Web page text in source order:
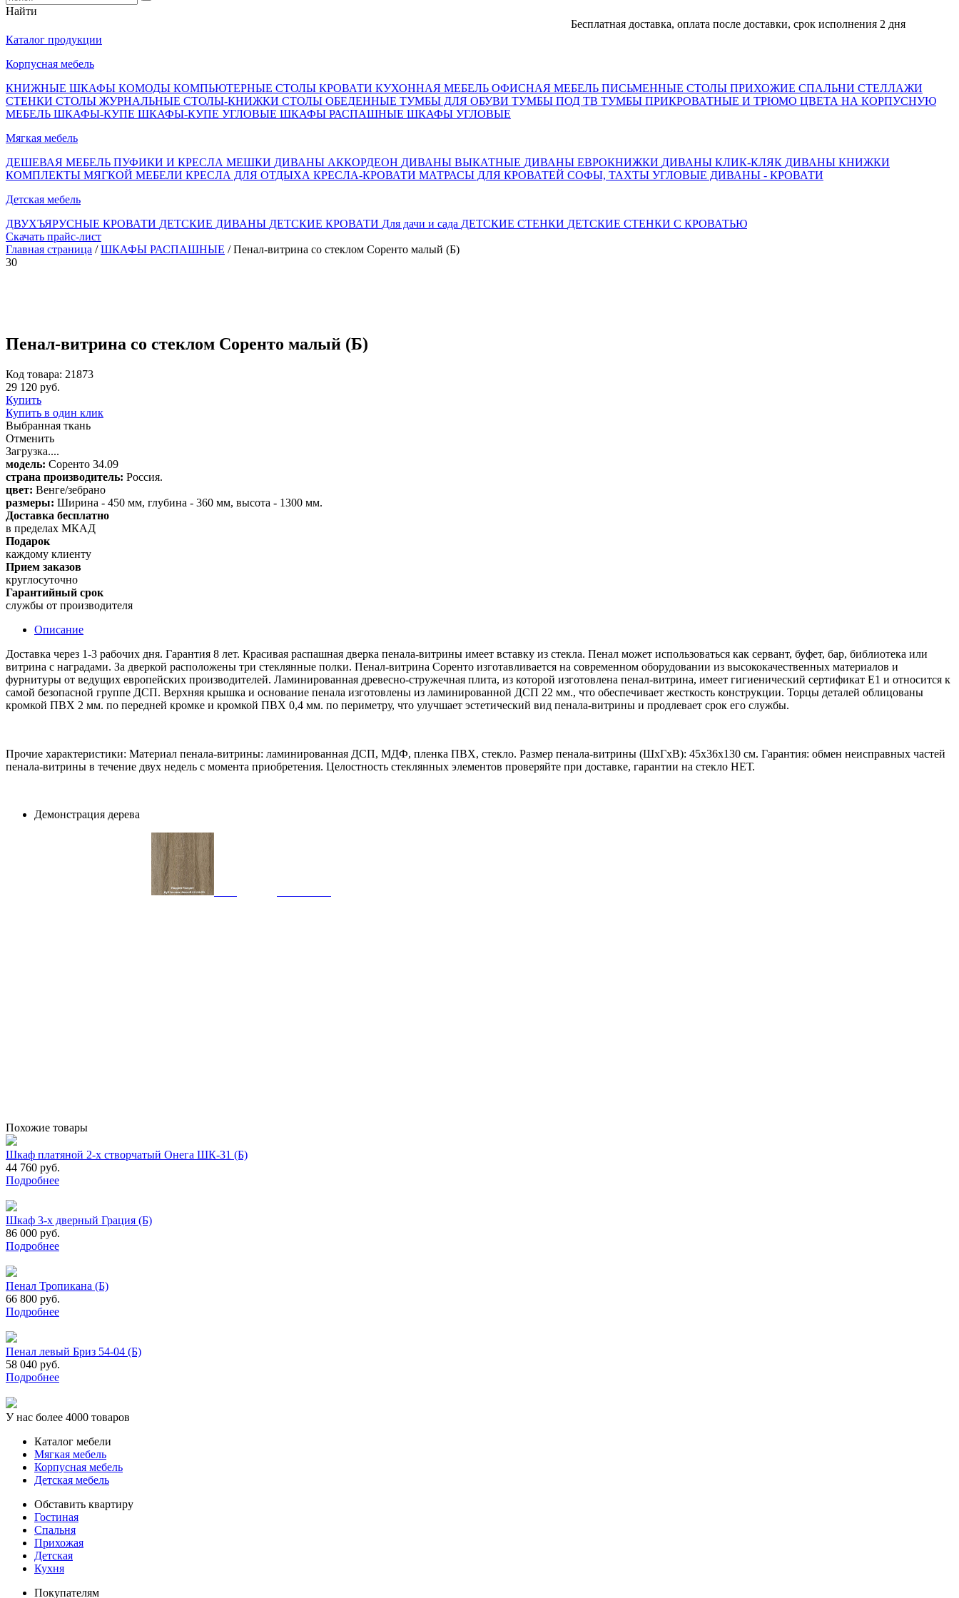
Найти
Бесплатная доставка, оплата после доставки, срок исполнения 2 дня
Каталог продукции
Корпусная мебель
КНИЖНЫЕ ШКАФЫ КОМОДЫ КОМПЬЮТЕРНЫЕ СТОЛЫ КРОВАТИ КУХОННАЯ МЕБЕЛЬ ОФИСНАЯ МЕБЕЛЬ ПИСЬМЕННЫЕ СТОЛЫ ПРИХОЖИЕ СПАЛЬНИ СТЕЛЛАЖИ
СТЕНКИ СТОЛЫ ЖУРНАЛЬНЫЕ СТОЛЫ-КНИЖКИ СТОЛЫ ОБЕДЕННЫЕ ТУМБЫ ДЛЯ ОБУВИ ТУМБЫ ПОД ТВ ТУМБЫ ПРИКРОВАТНЫЕ И ТРЮМО ЦВЕТА НА КОРПУСНУЮ
МЕБЕЛЬ ШКАФЫ-КУПЕ ШКАФЫ-КУПЕ УГЛОВЫЕ ШКАФЫ РАСПАШНЫЕ ШКАФЫ УГЛОВЫЕ
Мягкая мебель
ДЕШЕВАЯ МЕБЕЛЬ ПУФИКИ И КРЕСЛА МЕШКИ ДИВАНЫ АККОРДЕОН ДИВАНЫ ВЫКАТНЫЕ ДИВАНЫ ЕВРОКНИЖКИ ДИВАНЫ КЛИК-КЛЯК ДИВАНЫ КНИЖКИ
КОМПЛЕКТЫ МЯГКОЙ МЕБЕЛИ КРЕСЛА ДЛЯ ОТДЫХА КРЕСЛА-КРОВАТИ МАТРАСЫ ДЛЯ КРОВАТЕЙ СОФЫ, ТАХТЫ УГЛОВЫЕ ДИВАНЫ - КРОВАТИ
Детская мебель
ДВУХЪЯРУСНЫЕ КРОВАТИ ДЕТСКИЕ ДИВАНЫ ДЕТСКИЕ КРОВАТИ Для дачи и сада ДЕТСКИЕ СТЕНКИ ДЕТСКИЕ СТЕНКИ С КРОВАТЬЮ
Скачать прайс-лист
Главная страница /ШКАФЫ РАСПАШНЫЕ / Пенал-витрина со стеклом Соренто малый (Б)
30
Пенал-витрина со стеклом Соренто малый (Б)
Код товара: 21873
29 120 руб.
Купить
Купить в один клик
Выбранная ткань
Отменить
Загрузка....
модель: Соренто 34.09
страна производитель: Россия.
цвет: Венге/зебрано
размеры: Ширина - 450 мм, глубина - 360 мм, высота - 1300 мм.
Доставка бесплатно
в пределах МКАД
Подарок
каждому клиенту
Прием заказов
круглосуточно
Гарантийный срок
службы от производителя
Описание
Доставка через 1-3 рабочих дня. Гарантия 8 лет. Красивая распашная дверка пенала-витрины имеет вставку из стекла. Пенал может использоваться как сервант, буфет, бар, библиотека или
витрина с наградами. За дверкой расположены три стеклянные полки. Пенал-витрина Соренто изготавливается на современном оборудовании из высококачественных материалов и
фурнитуры от ведущих европейских производителей. Ламинированная древесно-стружечная плита, из которой изготовлена пенал-витрина, имеет гигиенический сертификат Е1 и относится к
самой безопасной группе ДСП. Верхняя крышка и основание пенала изготовлены из ламинированной ДСП 22 мм., что обеспечивает жесткость конструкции. Торцы деталей облицованы
кромкой ПВХ 2 мм. по передней кромке и кромкой ПВХ 0,4 мм. по периметру, что улучшает эстетический вид пенала-витрины и продлевает срок его службы.
Прочие характеристики: Материал пенала-витрины: ламинированная ДСП, МДФ, пленка ПВХ, стекло. Размер пенала-витрины (ШхГхВ): 45х36х130 см. Гарантия: обмен неисправных частей
пенала-витрины в течение двух недель с момента приобретения. Целостность стеклянных элементов проверяйте при доставке, гарантии на стекло НЕТ.
Демонстрация дерева
Похожие товары
Шкаф платяной 2-х створчатый Онега ШК-31 (Б)
44 760 руб.
Подробнее
Шкаф 3-х дверный Грация (Б)
86 000 руб.
Подробнее
Пенал Тропикана (Б)
66 800 руб.
Подробнее
Пенал левый Бриз 54-04 (Б)
58 040 руб.
Подробнее
У нас более 4000 товаров
Каталог мебели
Мягкая мебель
Корпусная мебель
Детская мебель
Обставить квартиру
Гостиная
Спальня
Прихожая
Детская
Кухня
Покупателям